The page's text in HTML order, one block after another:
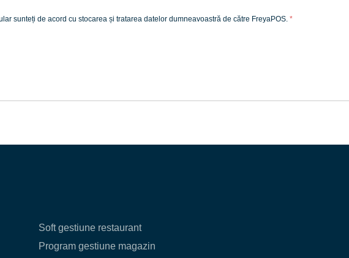
sunteți de acord cu stocarea și tratarea datelor dumneavoastră de către FreyaPOS. *
Soft gestiune restaurant
Program gestiune magazin